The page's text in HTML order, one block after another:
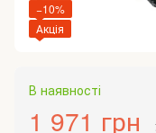
−10%
Акція
В наявності
1 971 грн